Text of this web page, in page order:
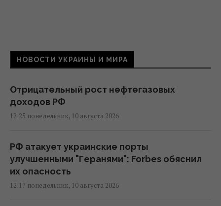
НОВОСТИ УКРАИНЫ И МИРА
Отрицательный рост нефтегазовых
доходов РФ
12:25 понедельник, 10 августа 2026
РФ атакует украинские порты
улучшенными "Геранями": Forbes обяснил
их опасность
12:17 понедельник, 10 августа 2026